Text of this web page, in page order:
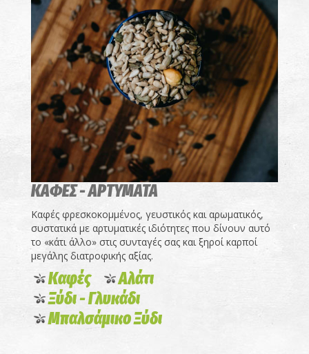
ΚΑΦΕΣ - ΑΡΤΥΜΑΤΑ
Καφές φρεσκοκομμένος, γευστικός και αρωματικός,
συστατικά με αρτυματικές ιδιότητες που δίνουν αυτό
το «κάτι άλλο» στις συνταγές σας και ξηροί καρποί
μεγάλης διατροφικής αξίας.
Καφές
Αλάτι
Ξύδι - Γλυκάδι
Μπαλσάμικο Ξύδι